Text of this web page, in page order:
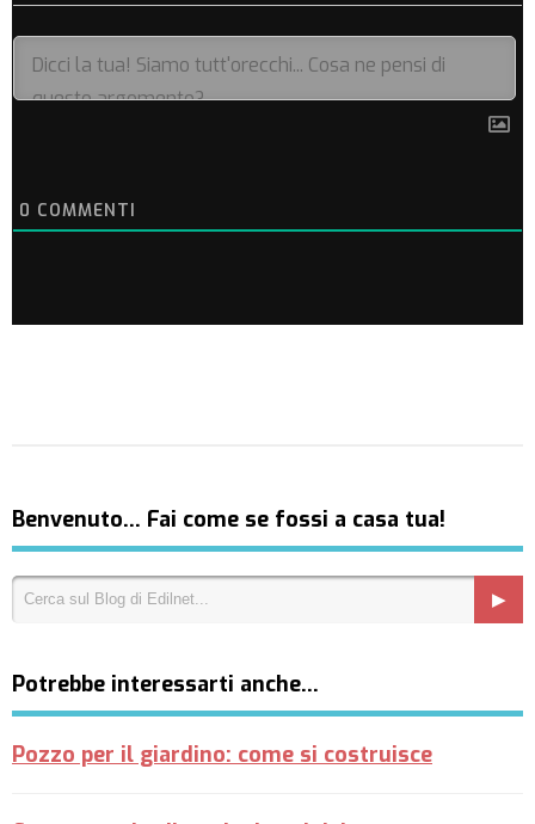
0 COMMENTI
Benvenuto… Fai come se fossi a casa tua!
Potrebbe interessarti anche…
Pozzo per il giardino: come si costruisce